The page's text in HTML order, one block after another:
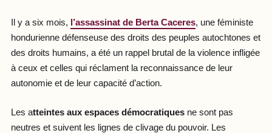
Il y a six mois, l’assassinat de Berta Caceres, une féministe
hondurienne défenseuse des droits des peuples autochtones et
des droits humains, a été un rappel brutal de la violence infligée
à ceux et celles qui réclament la reconnaissance de leur
autonomie et de leur capacité d’action.
Les atteintes aux espaces démocratiquesne sont pas
neutres et suivent les lignes de clivage du pouvoir. Les